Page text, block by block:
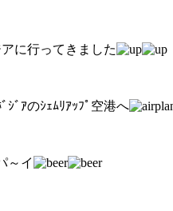
に行ってきました
ｼﾞｱのｼｪﾑﾘｱｯﾌﾟ空港へ
～イ